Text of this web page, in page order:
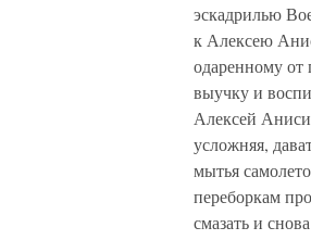
эскадрилью
к Алексею
одаренному
выучку и
Алексей
усложняя,
мытья
переборкам
смазать и